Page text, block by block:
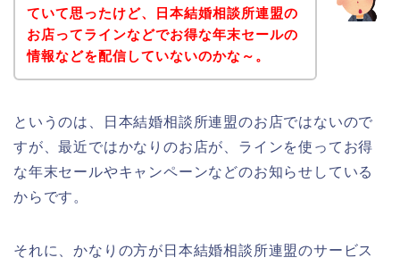
ていて思ったけど、日本結婚相談所連盟の
お店ってラインなどでお得な年末セールの
情報などを配信していないのかな～。
というのは、日本結婚相談所連盟のお店ではないので
すが、最近ではかなりのお店が、ラインを使ってお得
な年末セールやキャンペーンなどのお知らせしている
からです。
それに、かなりの方が日本結婚相談所連盟のサービス